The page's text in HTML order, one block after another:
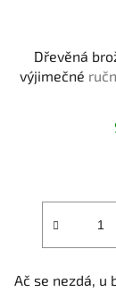
Dřevěná
výjimečné
Ač se nezdá, u